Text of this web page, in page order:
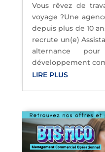
Vous rêvez de
voyage ?Une
depuis plus de 10
recrute un(e)
alternance
développement
LIRE PLUS